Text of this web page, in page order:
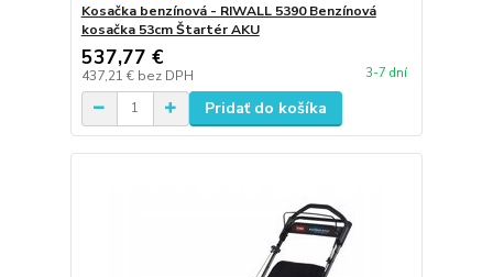
Kosačka benzínová - RIWALL 5390 Benzínová
kosačka 53cm Štartér AKU
537,77 €
437,21 € bez DPH 3-7 dní
Pridať do košíka